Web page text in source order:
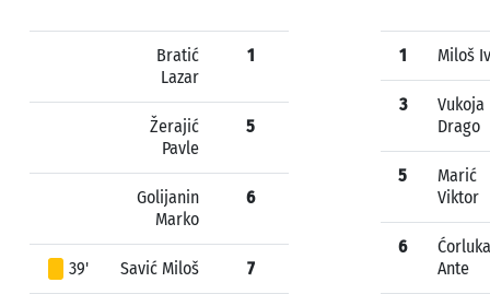
Bratić
Lazar
1
Žerajić
Pavle
5
Golijanin
Marko
6
39' Savić Miloš 7
1 Miloš
3
Vukoja
Drago
5
Marić
Viktor
6
Ćorluka
Ante